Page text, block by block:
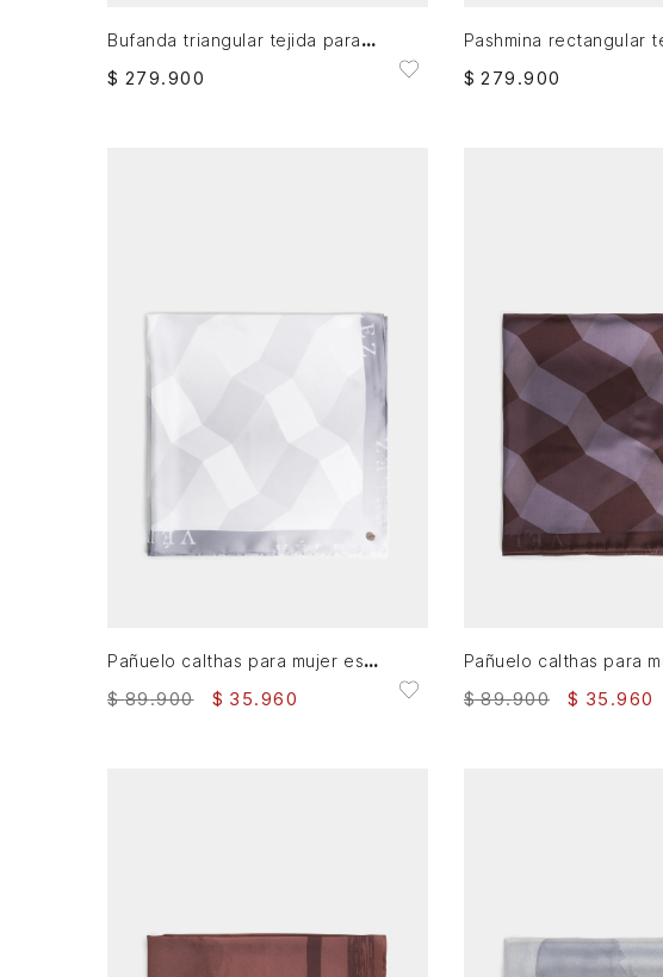
Bufanda triangular tejida para mujer
$ 279.900 $ 279 .900
Pañuelo calthas para mujer estampado
$ 89.900 $ 35.960 $ 89.900 $ 35 .960